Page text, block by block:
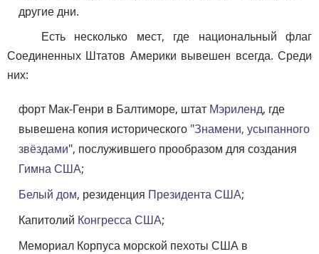
другие дни.
Есть несколько мест, где национальный флаг
Соединенных Штатов Америки вывешен всегда. Среди
них:
форт Мак-Генри в Балтиморе, штат Мэриленд, где
вывешена копия исторического "Знамени, усыпанного
звёздами", послужившего прообразом для создания
Гимна США;
Белый дом, резиденция Президента США;
Капитолий Конгресса США;
Мемориал Корпуса морской пехоты США в